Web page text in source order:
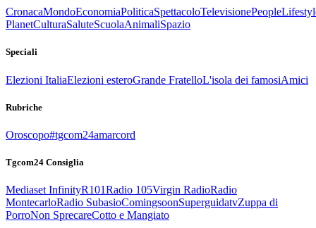
CronacaMondoEconomiaPoliticaSpettacoloTelevisionePeople
PlanetCulturaSaluteScuolaAnimaliSpazio
Speciali
Elezioni ItaliaElezioni esteroGrande FratelloL'isola dei famosiAmici
Rubriche
Oroscopo#tgcom24amarcord
Tgcom24 Consiglia
Mediaset InfinityR101Radio 105Virgin RadioRadio
MontecarloRadio SubasioComingsoonSuperguidatvZuppa di
PorroNon SprecareCotto e Mangiato